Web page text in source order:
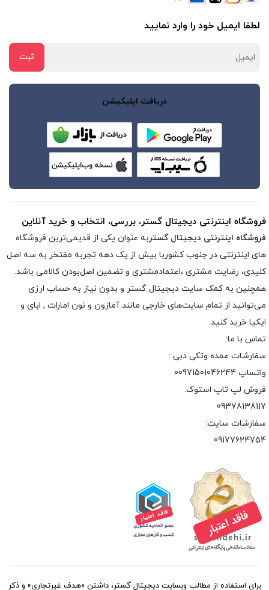
لطفا ایمیل خود را وارد نمایید
دریافت اپلیکیشن
فروشگاه اینترنتی دیجیتال گستر، بررسی، انتخاب و خرید آنلاین
فروشگاه اینترنتی دیجیتال گستربه عنوان یکی از قدیمی‌ترین فروشگاه
های اینترنتی در جنوب کشوربا بیش از یک دهه تجربه مفتخر به سه اصل
کلیدی، رضایت مشتری ،اعتمادمشتری و تضمین اصل‌بودن کالامی باشد.
همچنین به کمک سایت دیجیتال گستر و بدون نیاز به حساب ارزی
می‌توانید از تمام سایت‌های خارجی مانند آمازون و نون امارات , ابای و
ایکیا خرید کنید.
تماس با ما:
سفارشات عمده وتکی دبی :
واتساپ 00971501046244
فروش لپ تاپ استوک:
09378138117
سفارشات سایت:
09177624754
برای استفاده از مطالب وبسایت دیجیتال گستر، داشتن «هدف غیرتجاری» و ذکر